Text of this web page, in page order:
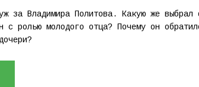
за Владимира Политова. Какую же
ролью молодого отца? Почему он